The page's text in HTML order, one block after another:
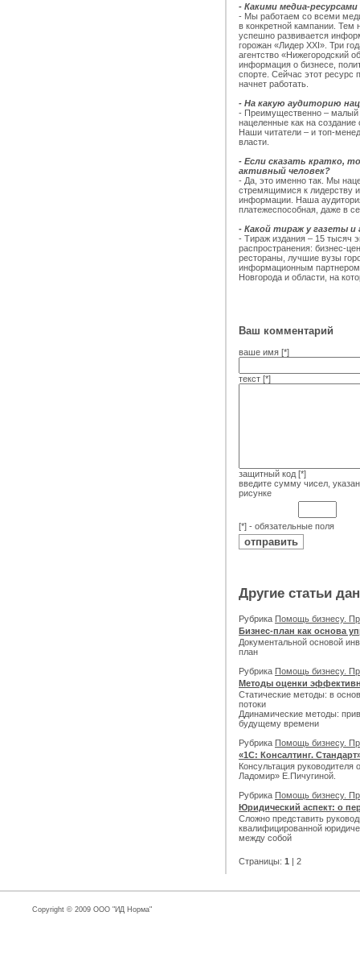
- Какими медиа-
- Мы работаем со всеми
в конкретной кампании. Тем
успешно развивается
горожан «Лидер XXI». Три
агентство «Нижегородский
информация о бизнесе,
спорте. Сейчас этот ресурс
начнет работать.
- На какую аудиторию
- Преимущественно – малый
нацеленные как на создание
Наши читатели – и топ-
власти.
- Если сказать кратко,
активный человек?
- Да, это именно так. Мы
стремящимися к лидерству
информации. Наша
платежеспособная, даже в
- Какой тираж у газеты и
- Тираж издания – 15 тысяч
распространения: бизнес-
рестораны, лучшие вузы
информационным
Новгорода и области, на
Ваш комментарий
ваше имя [*]
текст [*]
защитный код [*]
введите сумму чисел,
рисунке
[*] - обязательные поля
Другие статьи
Рубрика Помощь бизнесу.
Бизнес-план как основа
Документальной основой
план
Рубрика Помощь бизнесу.
Методы оценки
Статические методы: в
потоки
Ддинамические методы:
будущему времени
Рубрика Помощь бизнесу.
«1С: Консалтинг.
Консультация
Ладомир» Е.Пичугиной.
Рубрика Помощь бизнесу.
Юридический аспект: о
Сложно представить
квалифицированной
между собой
Страницы: 1 | 2
Copyright © 2009 ООО "ИД Норма"